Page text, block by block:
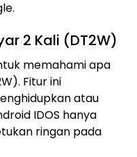
2 Kali (DT2W)
memahami apa
Fitur ini
atau
IDOS hanya
ringan pada